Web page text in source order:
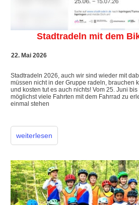
Stadtradeln mit dem
22. Mai 2026
Stadtradeln 2026, auch wir sind wieder mit
müssen nicht in der Gruppe radeln, brauchen
und kosten tut es auch nichts! Vom 25. Juni
möglichst viele Fahrten mit dem Fahrrad zu
einmal stehen
weiterlesen